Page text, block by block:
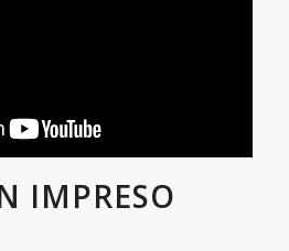
IMPRESO